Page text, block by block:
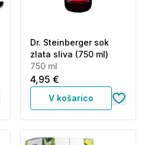
Dr. Steinberger sok
zlata sliva (750 ml)
750 ml
4,95 €
V košarico